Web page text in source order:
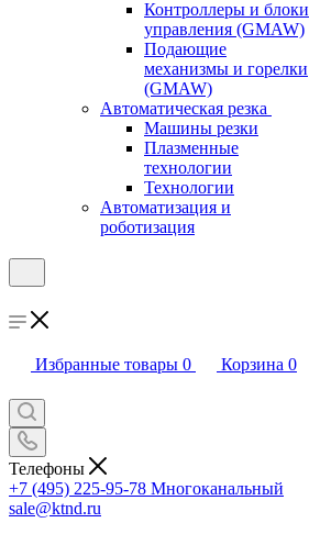
Контроллеры и блоки
управления (GMAW)
Подающие
механизмы и горелки
(GMAW)
Автоматическая резка
Машины резки
Плазменные
технологии
Технологии
Автоматизация и
роботизация
Избранные товары 0 Корзина 0
Телефоны
+7 (495) 225-95-78 Многоканальный
sale@ktnd.ru